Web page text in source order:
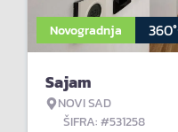
Novogradnja 360°
Sajam
NOVI SAD
ŠIFRA: #531258